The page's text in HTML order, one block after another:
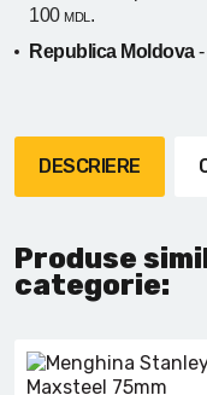
100 MDL .
Republica Moldova-
DESCRIERE
Produse
categorie: